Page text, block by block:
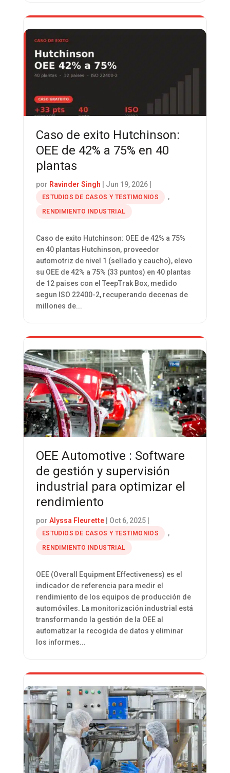
Caso de exito Hutchinson:
OEE de 42% a 75% en 40
plantas
por Ravinder Singh Jun 19, 2026|
ESTUDIOS DE CASOS Y TESTIMONIOS ,
RENDIMIENTO INDUSTRIAL
Caso de exito Hutchinson: OEE de 42% a 75%
en 40 plantas Hutchinson, proveedor
automotriz de nivel 1 (sellado y caucho), elevo
su OEE de 42% a 75% (33 puntos) en 40 plantas
de 12 paises con el TeepTrak Box, medido
segun ISO 22400-2, recuperando decenas de
millones de...
OEE Automotive : Software
de gestión y supervisión
industrial para optimizar el
rendimiento
por Alyssa Fleurette| Oct 6, 2025|
ESTUDIOS DE CASOS Y TESTIMONIOS ,
RENDIMIENTO INDUSTRIAL
OEE (Overall Equipment Effectiveness) es el
indicador de referencia para medir el
rendimiento de los equipos de producción de
automóviles. La monitorización industrial está
transformando la gestión de la OEE al
automatizar la recogida de datos y eliminar
los informes...